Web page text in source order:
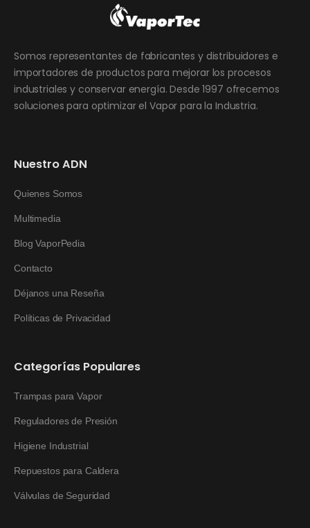
Somos representantes de fabricantes y distribuidores e
importadores de productos para mejorar los procesos
industriales y conservar energía. Desde 1997 ofrecemos
soluciones para optimizar el Vapor para la Industria.
Nuestro ADN
Quienes Somos
Multimedia
Blog VaporPedia
Contacto
Déjanos una Reseña
Políticas de Privacidad
Categorías Populares
Trampas para Vapor
Reguladores de Presión
Higiene Industrial
Repuestos para Caldera
Válvulas de Seguridad